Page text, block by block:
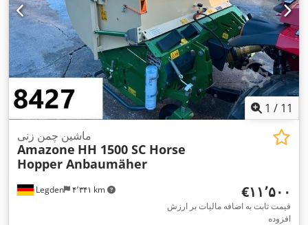
1 / 11
Legden ۴٬۳۴۱ km
ماشین چمن زنی
Amazone HH 1500 SC Horse
Hopper Anbaumäher
‎€۱۱٬۵۰۰
قیمت ثابت به اضافه مالیات بر ارزش
افزوده